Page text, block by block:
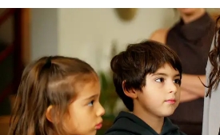
Después de recoger a los
los lleva a casa de su exmujer.
emocionados. Antes de
beso y les pide que se porten
enfadar a Karsu."Os quiero
la voz cargada de emoción.